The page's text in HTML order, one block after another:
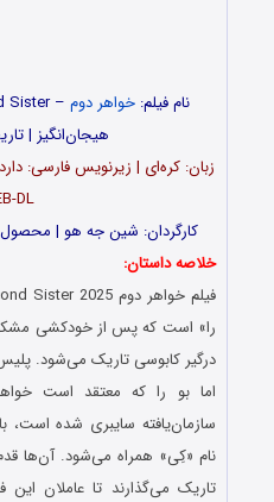
نام فیلم: خواهر دوم
هیجان‌انگیز | تاریخ
DL
کارگردان: شین جه هو | محصول
خلاصه داستان:
را» است که پس از خودکشی
درگیر کابوسی تاریک می‌شود.
اما بو را که معتقد است
سازمان‌یافته سایبری شده است،
نام «کِی» همراه می‌شود. آن‌ها
تاریک می‌گذارند تا عاملان این